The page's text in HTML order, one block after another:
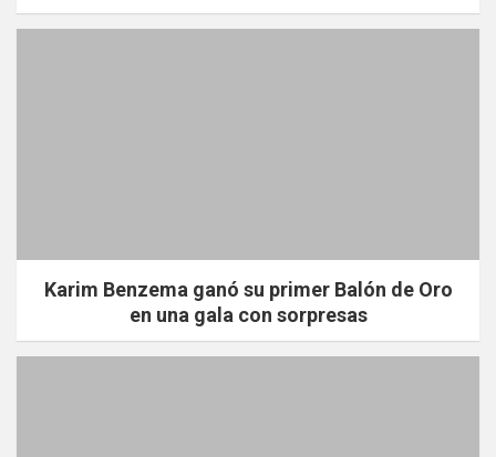
Karim Benzema ganó su primer Balón de Oro
en una gala con sorpresas